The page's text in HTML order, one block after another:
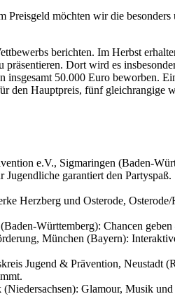
möchten wir die
berichten. Im Herbst
Dort wird es
50.000 Euro beworben.
Hauptpreis, fünf gleichrangige
e.V., Sigmaringen (Baden-
garantiert den Partyspaß.
Herzberg und Osterode,
Württemberg): Chancen
München (Bayern):
Jugend & Prävention, Neustadt
Glamour, Musik